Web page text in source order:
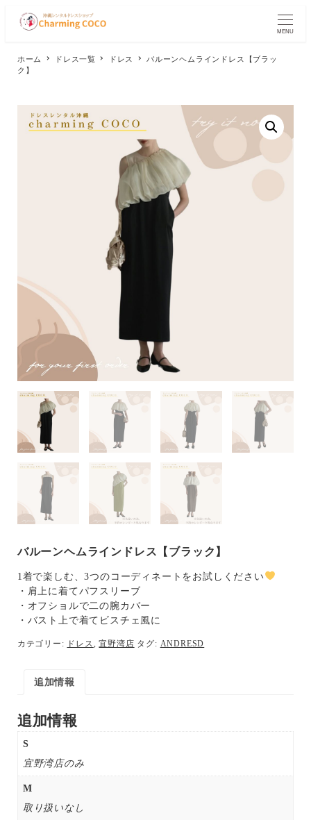
MENU
ホーム ドレス一覧 ドレス
バルーンヘムラインドレス【ブラッ
ク】
バルーンヘムラインドレス【ブラック】
1着で楽しむ、3つのコーディネートをお試しください
・肩上に着てパフスリーブ
・オフショルで二の腕カバー
・バスト上で着てビスチェ風に
カテゴリー: ドレス,宜野湾店 タグ: ANDRESD
追加情報
追加情報
S
宜野湾店のみ
M
取り扱いなし